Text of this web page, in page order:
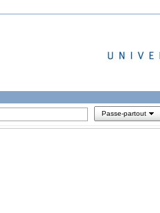
Passe-partout